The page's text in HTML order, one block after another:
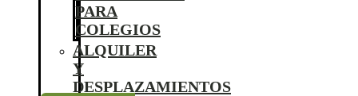
PARA
COLEGIOS
ALQUILER
Y
DESPLAZAMIENTOS